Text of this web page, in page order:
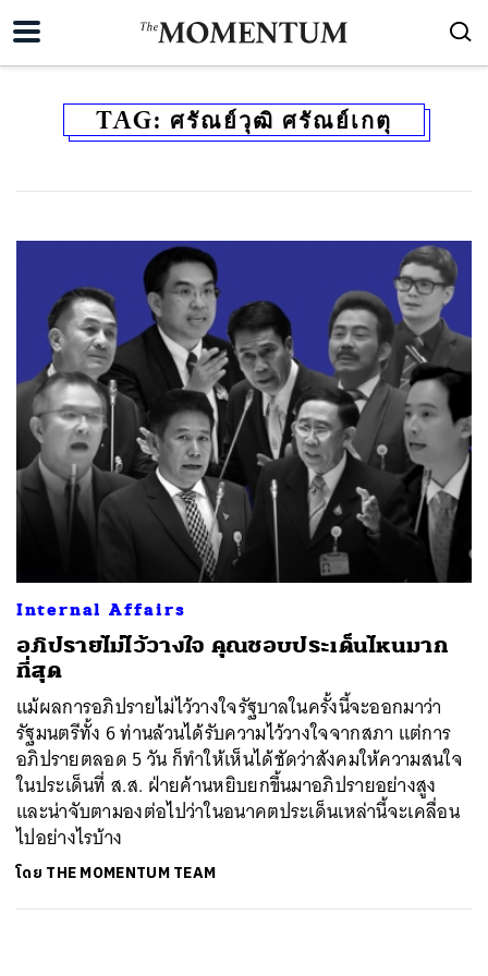
TAG: ศรัณย์วุฒิ ศรัณย์เกตุ
Internal Affairs
อภิปรายไม่ไว้วางใจ คุณชอบประเด็นไหนมาก
ที่สุด
แม้ผลการอภิปรายไม่ไว้วางใจรัฐบาลในครั้งนี้จะออกมาว่า
รัฐมนตรีทั้ง 6 ท่านล้วนได้รับความไว้วางใจจากสภา แต่การ
อภิปรายตลอด 5 วัน ก็ทำให้เห็นได้ชัดว่าสังคมให้ความสนใจ
ในประเด็นที่ ส.ส. ฝ่ายค้านหยิบยกขึ้นมาอภิปรายอย่างสูง
และน่าจับตามองต่อไปว่าในอนาคตประเด็นเหล่านี้จะเคลื่อน
ไปอย่างไรบ้าง
โดย THE MOMENTUM TEAM
SHARE